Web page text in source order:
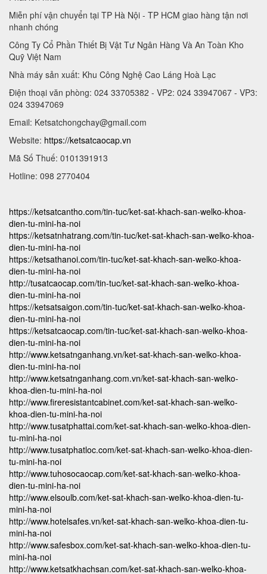
Miễn phí vận chuyển tại TP Hà Nội - TP HCM giao hàng tận nơi
nhanh chóng
Công Ty Cổ Phần Thiết Bị Vật Tư Ngân Hàng Và An Toàn Kho
Quỹ Việt Nam
Nhà máy sản xuất: Khu Công Nghệ Cao Láng Hoà Lạc
Điện thoại văn phòng: 024 33705382 - VP2: 024 33947067 - VP3:
024 33947069
Email: Ketsatchongchay@gmail.com
Website: https://ketsatcaocap.vn
Mã Số Thuế: 0101391913
Hotline: 098 2770404
https://ketsatcantho.com/tin-tuc/ket-sat-khach-san-welko-khoa-
dien-tu-mini-ha-noi
https://ketsatnhatrang.com/tin-tuc/ket-sat-khach-san-welko-khoa-
dien-tu-mini-ha-noi
https://ketsathanoi.com/tin-tuc/ket-sat-khach-san-welko-khoa-
dien-tu-mini-ha-noi
http://tusatcaocap.com/tin-tuc/ket-sat-khach-san-welko-khoa-
dien-tu-mini-ha-noi
https://ketsatsaigon.com/tin-tuc/ket-sat-khach-san-welko-khoa-
dien-tu-mini-ha-noi
https://ketsatcaocap.com/tin-tuc/ket-sat-khach-san-welko-khoa-
dien-tu-mini-ha-noi
http://www.ketsatnganhang.vn/ket-sat-khach-san-welko-khoa-
dien-tu-mini-ha-noi
http://www.ketsatnganhang.com.vn/ket-sat-khach-san-welko-
khoa-dien-tu-mini-ha-noi
http://www.fireresistantcabinet.com/ket-sat-khach-san-welko-
khoa-dien-tu-mini-ha-noi
http://www.tusatphattai.com/ket-sat-khach-san-welko-khoa-dien-
tu-mini-ha-noi
http://www.tusatphatloc.com/ket-sat-khach-san-welko-khoa-dien-
tu-mini-ha-noi
http://www.tuhosocaocap.com/ket-sat-khach-san-welko-khoa-
dien-tu-mini-ha-noi
http://www.elsoulb.com/ket-sat-khach-san-welko-khoa-dien-tu-
mini-ha-noi
http://www.hotelsafes.vn/ket-sat-khach-san-welko-khoa-dien-tu-
mini-ha-noi
http://www.safesbox.com/ket-sat-khach-san-welko-khoa-dien-tu-
mini-ha-noi
http://www.ketsatkhachsan.com/ket-sat-khach-san-welko-khoa-